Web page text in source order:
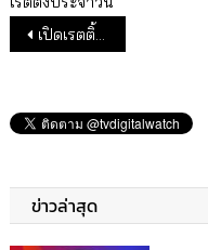
แนะแนวเรื่อง
เปิดเรตติ้ง “กิ๊ก ดู๋” ช่อง 7 ก่อนย้ายวิก
ข่าวล่าสุด